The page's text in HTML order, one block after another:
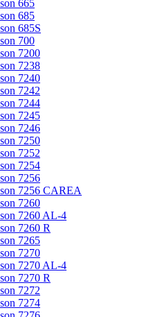
665
685
685S
700
7200
7238
7240
7242
7244
7245
7246
7250
7252
7254
7256
7256 CAREA
7260
7260 AL-4
7260 R
7265
7270
7270 AL-4
7270 R
7272
7274